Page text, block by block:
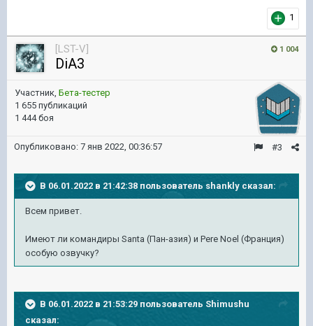
1
1 004
[LST-V]
DiA3
Участник, Бета-тестер
1 655 публикаций
1 444 боя
#3
Опубликовано: 7 янв 2022, 00:36:57
В 06.01.2022 в 21:42:38 пользователь shankly сказал:
Всем привет.
Имеют ли командиры Santa (Пан-азия) и Pere Noel (Франция)
особую озвучку?
В 06.01.2022 в 21:53:29 пользователь Shimushu
сказал: